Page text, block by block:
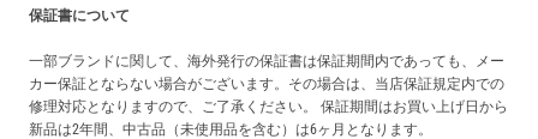
保証書について
一部ブランドに関して、海外発行の保証書は保証期間内であっても、メー
カー保証とならない場合がございます。その場合は、当店保証規定内での
修理対応となりますので、ご了承ください。 保証期間はお買い上げ日から
新品は2年間、中古品（未使用品を含む）は6ヶ月となります。